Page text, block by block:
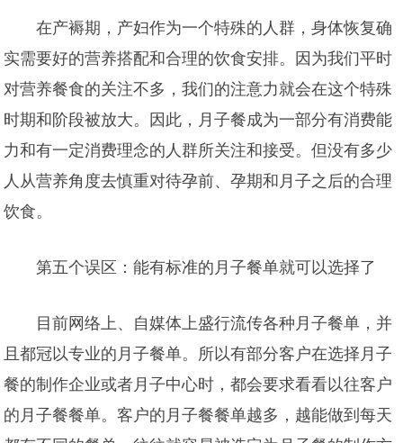
在产褥期，产妇作为一个特殊的人群，身体恢复确
实需要好的营养搭配和合理的饮食安排。因为我们平时
对营养餐食的关注不多，我们的注意力就会在这个特殊
时期和阶段被放大。因此，月子餐成为一部分有消费能
力和有一定消费理念的人群所关注和接受。但没有多少
人从营养角度去慎重对待孕前、孕期和月子之后的合理
饮食。
第五个误区：能有标准的月子餐单就可以选择了
目前网络上、自媒体上盛行流传各种月子餐单，并
且都冠以专业的月子餐单。所以有部分客户在选择月子
餐的制作企业或者月子中心时，都会要求看看以往客户
的月子餐餐单。客户的月子餐餐单越多，越能做到每天